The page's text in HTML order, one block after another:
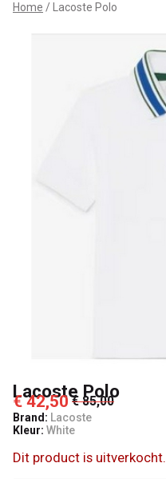
Lancelot
Home Lacoste Polo
Lacoste Polo
€ 42,50 € 85,00
Brand: Lacoste
Kleur: White
Dit product is uitverkocht.